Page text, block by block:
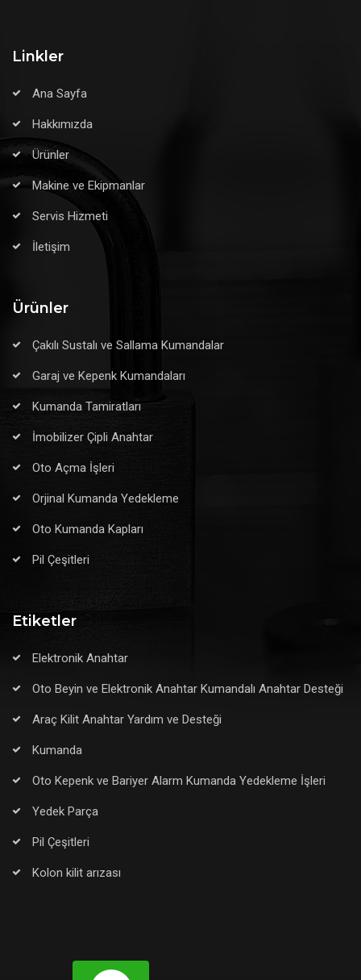
Linkler
Ana Sayfa
Hakkımızda
Ürünler
Makine ve Ekipmanlar
Servis Hizmeti
İletişim
Ürünler
Çakılı Sustalı ve Sallama Kumandalar
Garaj ve Kepenk Kumandaları
Kumanda Tamiratları
İmobilizer Çipli Anahtar
Oto Açma İşleri
Orjinal Kumanda Yedekleme
Oto Kumanda Kapları
Pil Çeşitleri
Etiketler
Elektronik Anahtar
Oto Beyin ve Elektronik Anahtar Kumandalı Anahtar Desteği
Araç Kilit Anahtar Yardım ve Desteği
Kumanda
Oto Kepenk ve Bariyer Alarm Kumanda Yedekleme İşleri
Yedek Parça
Pil Çeşitleri
Kolon kilit arızası